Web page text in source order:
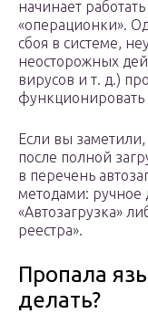
начинает
«операционки».
сбоя в системе,
неосторожных
вирусов и т. д.)
функционировать
Если вы заметили,
после полной
в перечень
методами: ручное
«Автозагрузка»
реестра».
Пропала
делать?